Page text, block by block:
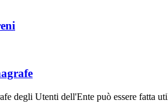
degli Utenti dell'Ente può essere fatta